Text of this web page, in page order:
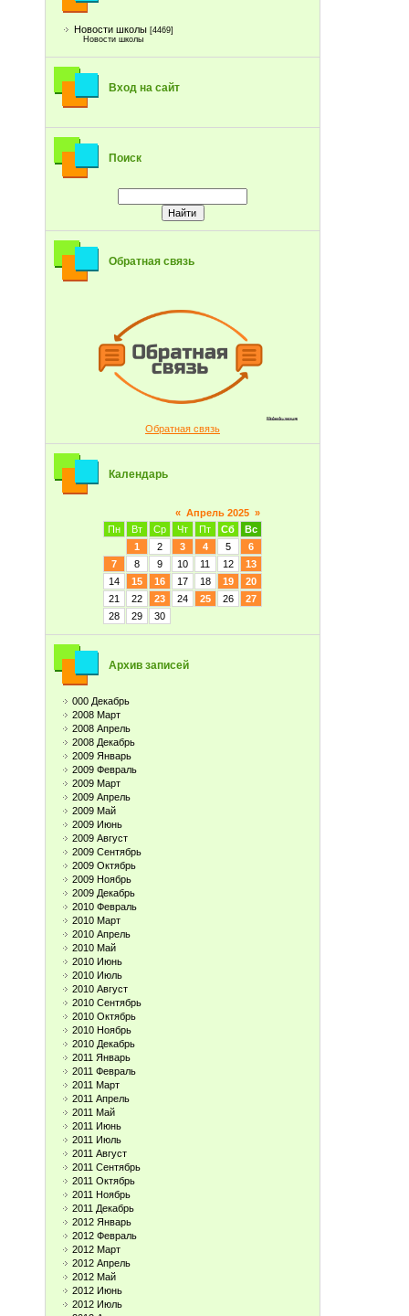
Новости школы [4469]
Новости школы
Вход на сайт
Поиск
Обратная связь
Обратная связь
Календарь
« Апрель 2025 »
Пн
Вт Ср Чт Пт Сб
Вс
1
2 3 4 5
6
7
8 9 10 11 12
13
14
15 16 17 18 19
20
21
22 23 24 25 26
27
28
29 30
Архив записей
000 Декабрь
2008 Март
2008 Апрель
2008 Декабрь
2009 Январь
2009 Февраль
2009 Март
2009 Апрель
2009 Май
2009 Июнь
2009 Август
2009 Сентябрь
2009 Октябрь
2009 Ноябрь
2009 Декабрь
2010 Февраль
2010 Март
2010 Апрель
2010 Май
2010 Июнь
2010 Июль
2010 Август
2010 Сентябрь
2010 Октябрь
2010 Ноябрь
2010 Декабрь
2011 Январь
2011 Февраль
2011 Март
2011 Апрель
2011 Май
2011 Июнь
2011 Июль
2011 Август
2011 Сентябрь
2011 Октябрь
2011 Ноябрь
2011 Декабрь
2012 Январь
2012 Февраль
2012 Март
2012 Апрель
2012 Май
2012 Июнь
2012 Июль